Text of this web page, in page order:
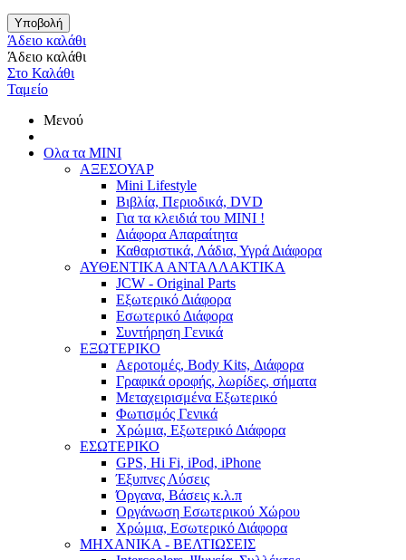
Υποβολή
Άδειο καλάθι
Άδειο καλάθι
Στο Καλάθι
Ταμείο
Μενού
Ολα τα ΜΙΝΙ
ΑΞΕΣΟΥΑΡ
Mini Lifestyle
Βιβλία, Περιοδικά, DVD
Για τα κλειδιά του MINI !
Διάφορα Απαραίτητα
Καθαριστικά, Λάδια, Υγρά Διάφορα
ΑΥΘΕΝΤΙΚΑ ΑΝΤΑΛΛΑΚΤΙΚΑ
JCW - Original Parts
Εξωτερικό Διάφορα
Εσωτερικό Διάφορα
Συντήρηση Γενικά
ΕΞΩΤΕΡΙΚΟ
Αεροτομές, Body Kits, Διάφορα
Γραφικά οροφής, λωρίδες, σήματα
Μεταχειρισμένα Εξωτερικό
Φωτισμός Γενικά
Χρώμια, Εξωτερικό Διάφορα
ΕΣΩΤΕΡΙΚΟ
GPS, Hi Fi, iPod, iPhone
Έξυπνες Λύσεις
Όργανα, Βάσεις κ.λ.π
Οργάνωση Εσωτερικού Χώρου
Χρώμια, Εσωτερικό Διάφορα
ΜΗΧΑΝΙΚΑ - ΒΕΛΤΙΩΣΕΙΣ